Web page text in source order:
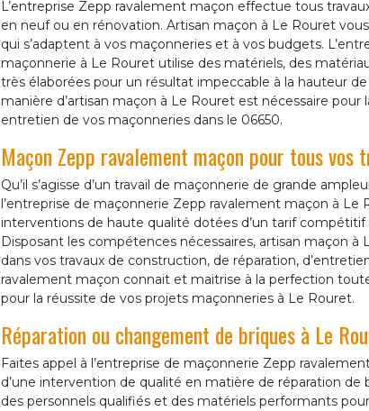
L’entreprise Zepp ravalement maçon effectue tous
en neuf ou en rénovation. Artisan maçon à Le Rouret
qui s’adaptent à vos maçonneries et à vos budgets.
maçonnerie à Le Rouret utilise des matériels, des
très élaborées pour un résultat impeccable à la hauteur
manière d’artisan maçon à Le Rouret est nécessaire
entretien de vos maçonneries dans le 06650.
Maçon Zepp ravalement maçon pour tous vos
Qu’il s’agisse d’un travail de maçonnerie de grande
l’entreprise de maçonnerie Zepp ravalement maçon à
interventions de haute qualité dotées d’un tarif
Disposant les compétences nécessaires, artisan maçon
dans vos travaux de construction, de réparation,
ravalement maçon connait et maitrise à la perfection
pour la réussite de vos projets maçonneries à Le Rouret.
Réparation ou changement de briques à Le
Faites appel à l’entreprise de maçonnerie Zepp
d’une intervention de qualité en matière de réparation de
des personnels qualifiés et des matériels performants